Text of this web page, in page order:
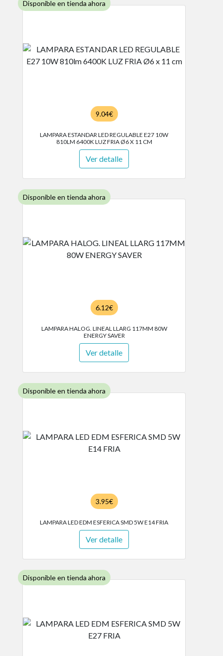
Disponible en tienda ahora
9.04€
LAMPARA ESTANDAR LED REGULABLE E27 10W
810LM 6400K LUZ FRIA Ø6 X 11 CM
Ver detalle
Disponible en tienda ahora
6.12€
LAMPARA HALOG. LINEAL LLARG 117MM 80W
ENERGY SAVER
Ver detalle
Disponible en tienda ahora
3.95€
LAMPARA LED EDM ESFERICA SMD 5W E14 FRIA
Ver detalle
Disponible en tienda ahora